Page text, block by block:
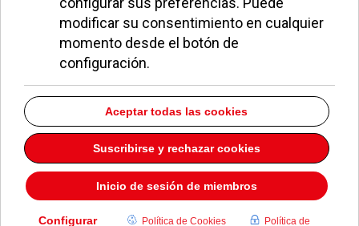
Pozuelo de Alarcón
Madrid
28224
Teléfono: 918377000
Descargar la información como:
EN PORTADA